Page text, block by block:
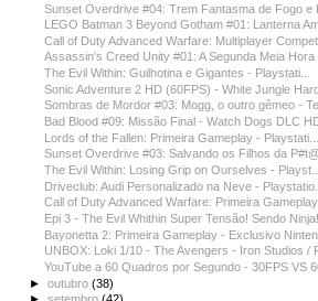
Sunset Overdrive #04: Trem Fantasma de Fogo e
LEGO Batman 3 Beyond Gotham #01: Lanterna
Call of Duty Advanced Warfare: Multiplayer
Assassin's Creed Unity #01: A Segunda Meia Hora
The Evil Within: Guilhotina e Gigantes - Playstati...
Sonic Adventure 2 HD (60FPS) - White Jungle Hard
Sombras de Mordor #03: Mogg, o outro gêmeo -
Bad Blood #09: Missão Final - Watch Dogs DLC HD
Lords of the Fallen: Primeira Gameplay - Playstati...
Sunset Overdrive #03: Salvando os Filhos da P#t@
The Evil Within: Losing Grip on Ourselves - Playst...
Driveclub: Audi Personalizado na Neve - Playstatio...
Call of Duty Advanced Warfare: Primeira Gameplay
Epi 3 - The Evil Whithin Super Tensão! Sendo Ninja!
Bayonetta 2: Primeira Gameplay - Exclusivo
UNBOX: Loki 1/10 - The Avengers - Iron Studios /
YouTube a 60 Quadros por Segundo - 30FPS VS
►outubro(38)